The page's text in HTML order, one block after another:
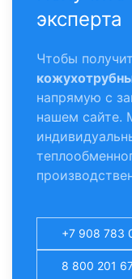
эксперта
Чтобы
напрямую с
нашем сайте.
+7 908 783
8 800 201